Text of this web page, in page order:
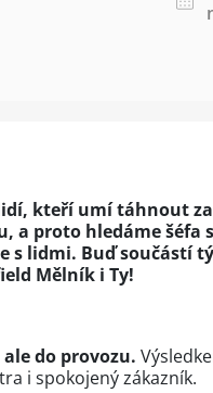
kteří umí táhnout
a proto hledáme šéfa
s lidmi. Buď součástí
Mělník i Ty!
do provozu.
i spokojený zákazník.